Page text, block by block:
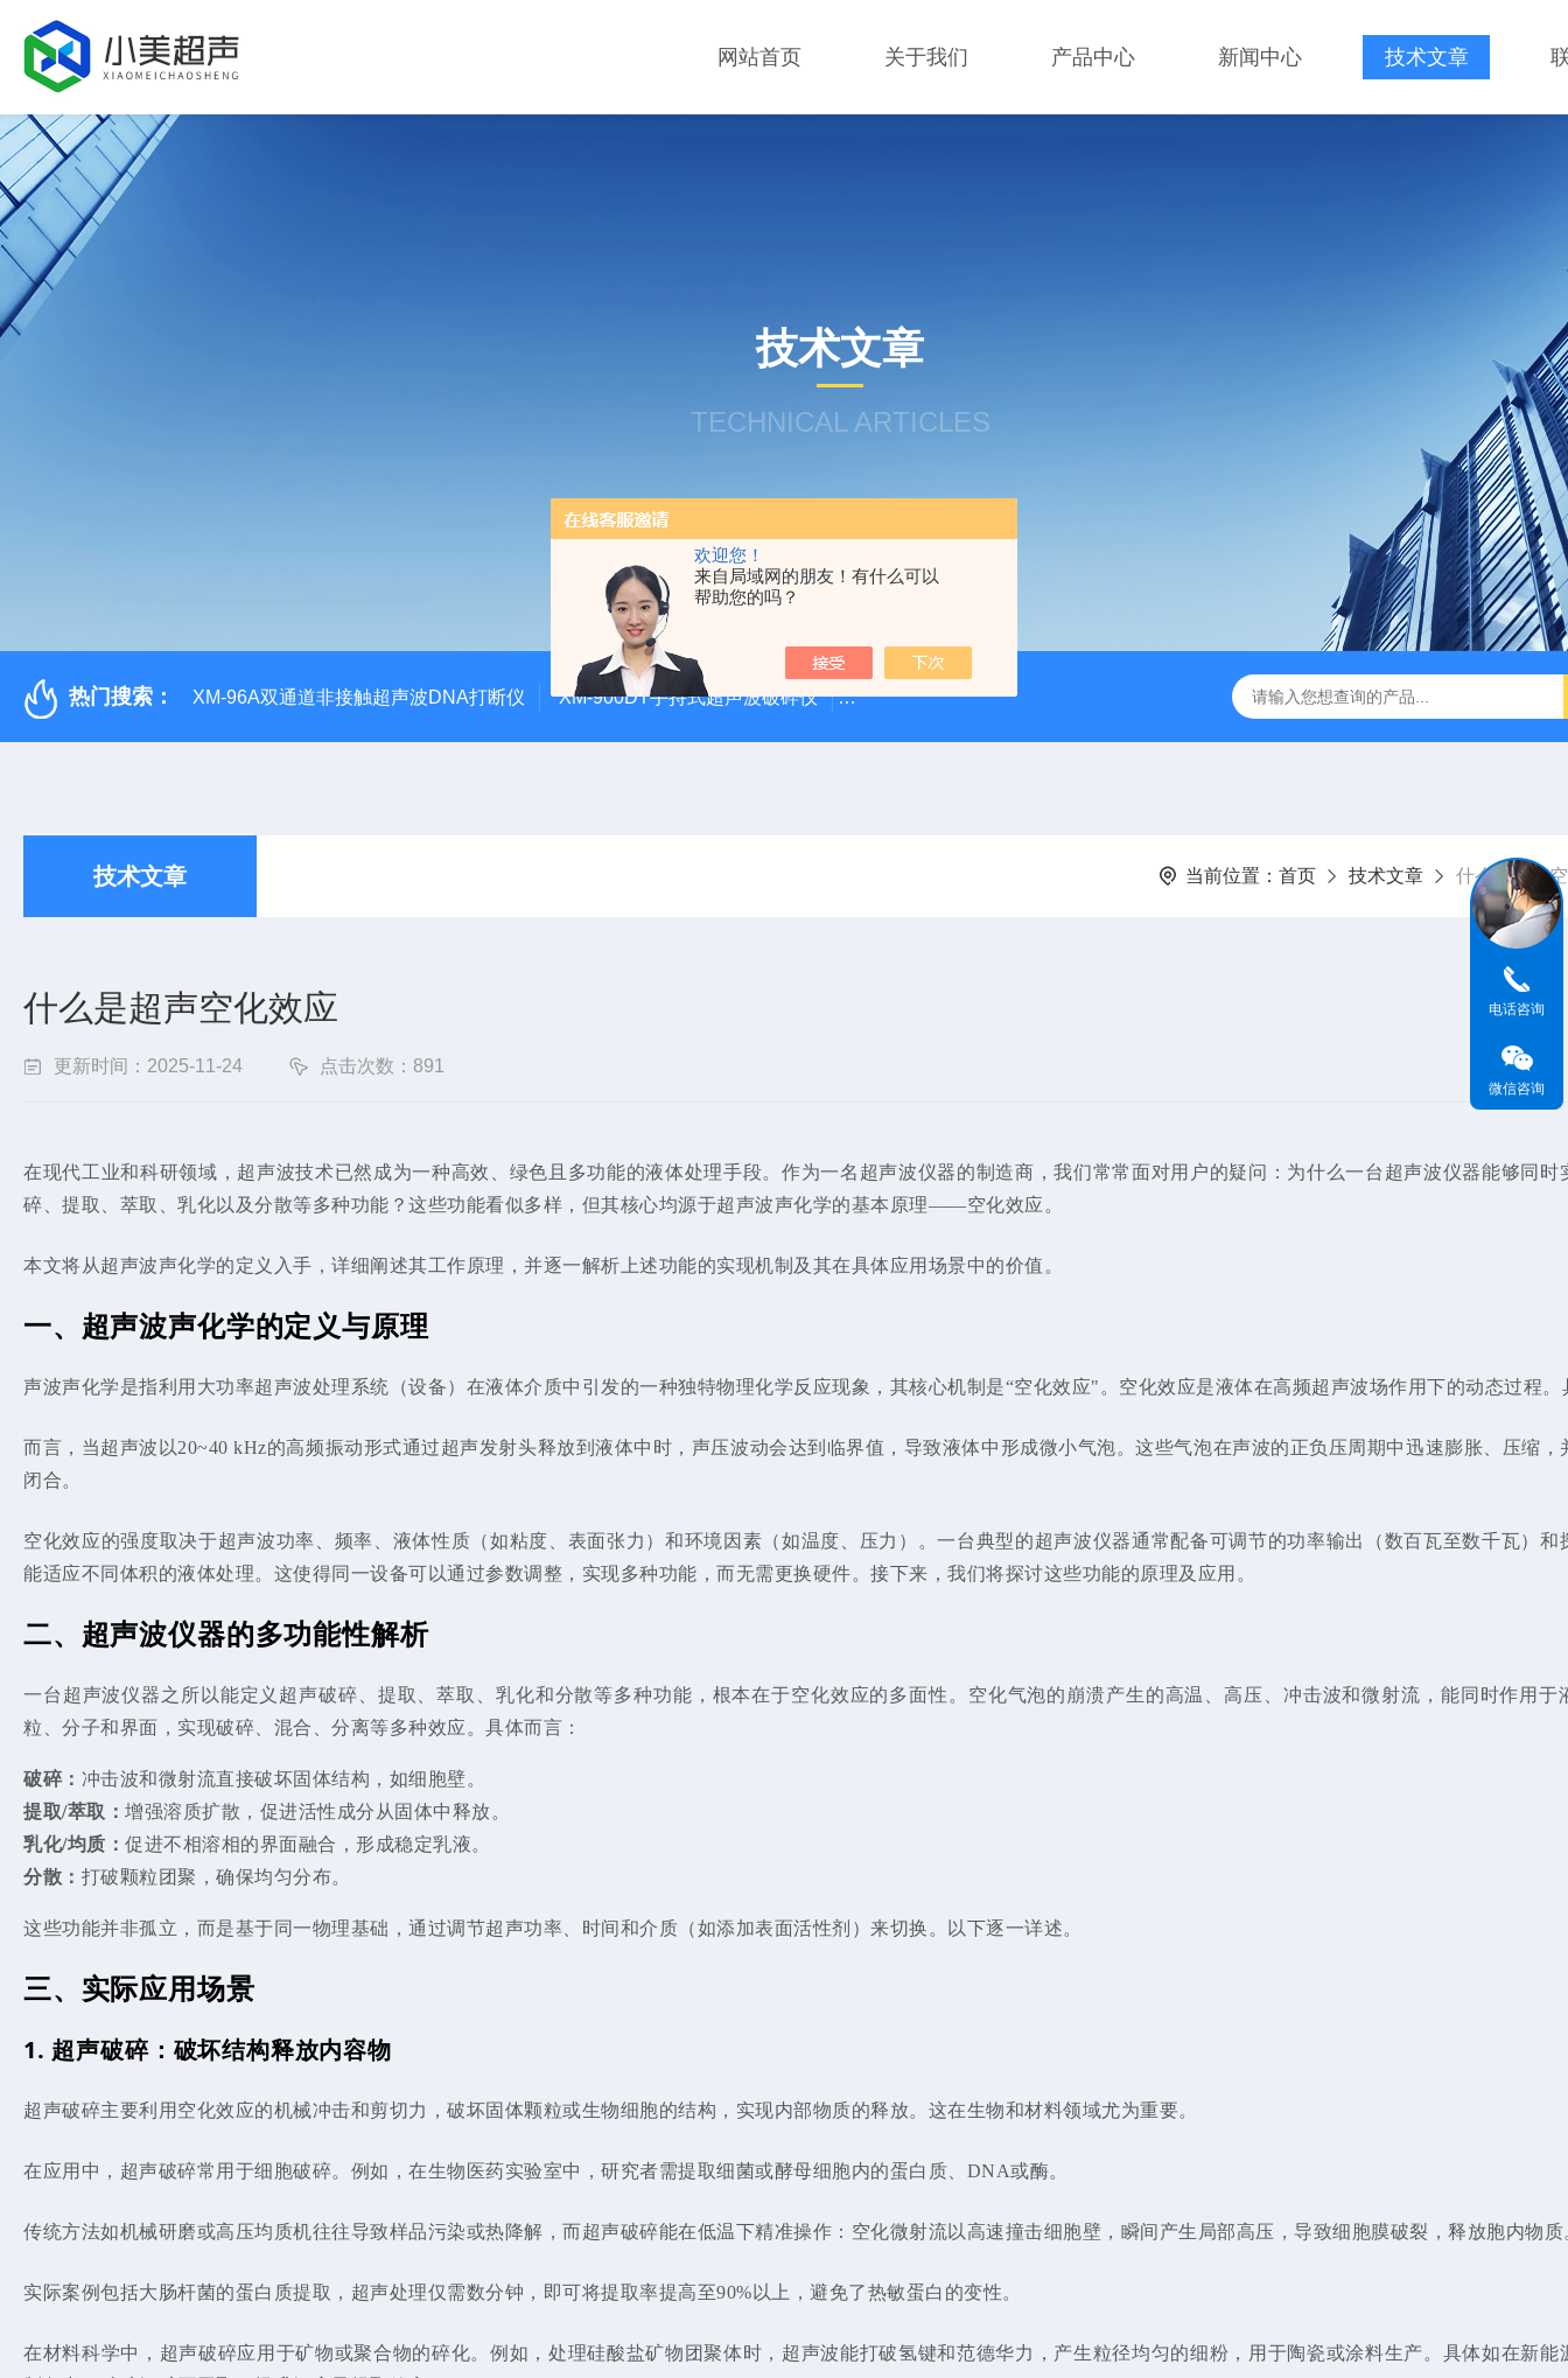
欢迎您！
来自局域网的朋友！有什么可以
帮助您的吗？
网站首页 关于我们 产品中心 新闻中心 技术文章
技术文章
TECHNICAL ARTICLES
热门搜索： XM-96A双通道非接触超声波DNA打断仪 XM-900DT手持式超声波破碎仪 XM-500UVF液晶静音款超声波清洗机 XM-650T一体式超声波细胞粉碎仪
技术文章 当前位置： 首页 技术文章 什么是超声
什么是超声空化效应
更新时间：2025-11-24 点击次数：891
在现代工业和科研领域，超声波技术已然成为一种高效、绿色且多功能的液体处理手段。作为一名超声波仪器的制造商，我们常常面对用户的疑问：为什么一台超声波仪器能够同时
碎、提取、萃取、乳化以及分散等多种功能？这些功能看似多样，但其核心均源于超声波声化学的基本原理——空化效应。
本文将从超声波声化学的定义入手，详细阐述其工作原理，并逐一解析上述功能的实现机制及其在具体应用场景中的价值。
一、超声波声化学的定义与原理
声波声化学是指利用大功率超声波处理系统（设备）在液体介质中引发的一种独特物理化学反应现象，其核心机制是“空化效应"。空化效应是液体在高频超声波场作用下的动态过程。
而言，当超声波以20~40 kHz的高频振动形式通过超声发射头释放到液体中时，声压波动会达到临界值，导致液体中形成微小气泡。这些气泡在声波的正负压周期中迅速膨胀、压缩，
闭合。
空化效应的强度取决于超声波功率、频率、液体性质（如粘度、表面张力）和环境因素（如温度、压力）。一台典型的超声波仪器通常配备可调节的功率输出（数百瓦至数千瓦）和
能适应不同体积的液体处理。这使得同一设备可以通过参数调整，实现多种功能，而无需更换硬件。接下来，我们将探讨这些功能的原理及应用。
二、超声波仪器的多功能性解析
一台超声波仪器之所以能定义超声破碎、提取、萃取、乳化和分散等多种功能，根本在于空化效应的多面性。 空化气泡的崩溃产生的高温、高压、冲击波和微射流，能同时作用于
粒、分子和界面，实现破碎、混合、分离等多种效应。具体而言：
破碎： 冲击波和微射流直接破坏固体结构，如细胞壁。
提取/萃取： 增强溶质扩散，促进活性成分从固体中释放。
乳化/均质： 促进不相溶相的界面融合，形成稳定乳液。
分散： 打破颗粒团聚，确保均匀分布。
这些功能并非孤立，而是基于同一物理基础，通过调节超声功率、时间和介质（如添加表面活性剂）来切换。以下逐一详述。
三、实际应用场景
1. 超声破碎：破坏结构释放内容物
超声破碎主要利用空化效应的机械冲击和剪切力，破坏固体颗粒或生物细胞的结构，实现内部物质的释放。这在生物和材料领域尤为重要。
在应用中，超声破碎常用于细胞破碎。例如，在生物医药实验室中，研究者需提取细菌或酵母细胞内的蛋白质、DNA或酶。
传统方法如机械研磨或高压均质机往往导致样品污染或热降解，而超声破碎能在低温下精准操作：空化微射流以高速撞击细胞壁，瞬间产生局部高压，导致细胞膜破裂，释放胞内物质
实际案例包括大肠杆菌的蛋白质提取，超声处理仅需数分钟，即可将提取率提高至90%以上，避免了热敏蛋白的变性。
在材料科学中，超声破碎应用于矿物或聚合物的碎化。例如，处理硅酸盐矿物团聚体时，超声波能打破氢键和范德华力，产生粒径均匀的细粉，用于陶瓷或涂料生产。具体如在新能
电话咨询
微信咨询